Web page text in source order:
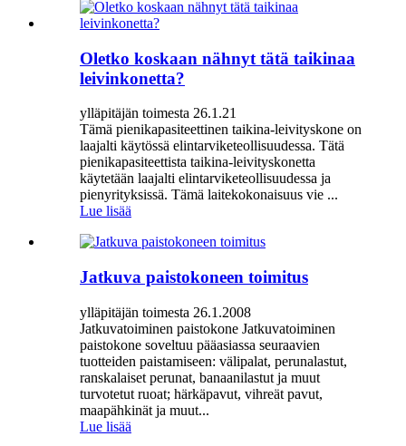
Oletko koskaan nähnyt tätä taikinaa
leivinkonetta?
ylläpitäjän toimesta 26.1.21
Tämä pienikapasiteettinen taikina-leivityskone on
laajalti käytössä elintarviketeollisuudessa. Tätä
pienikapasiteettista taikina-leivityskonetta
käytetään laajalti elintarviketeollisuudessa ja
pienyrityksissä. Tämä laitekokonaisuus vie ...
Lue lisää
Jatkuva paistokoneen toimitus
ylläpitäjän toimesta 26.1.2008
Jatkuvatoiminen paistokone Jatkuvatoiminen
paistokone soveltuu pääasiassa seuraavien
tuotteiden paistamiseen: välipalat, perunalastut,
ranskalaiset perunat, banaanilastut ja muut
turvotetut ruoat; härkäpavut, vihreät pavut,
maapähkinät ja muut...
Lue lisää